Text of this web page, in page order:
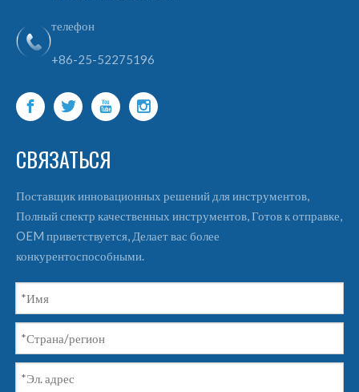
телефон
+86-25-52275196
СВЯЗАТЬСЯ
Поставщик инновационных решений для инструментов,
Полный спектр качественных инструментов, Готов к отправке,
OEM приветствуется, Делает вас более
конкурентоспособными.